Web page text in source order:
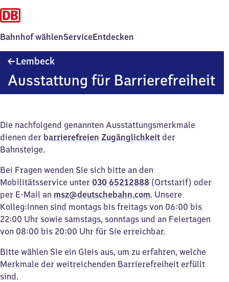
Bahnhof wählenServiceEntdecken
Lembeck
Ausstattung für Barrierefreiheit
Die nachfolgend genannten Ausstattungsmerkmale
dienen der barrierefreien Zugänglichkeit der
Bahnsteige.
Bei Fragen wenden Sie sich bitte an den
Mobilitätsservice unter 030 65212888 (Ortstarif) oder
per E-Mail an msz@deutschebahn.com. Unsere
Kolleg:innen sind montags bis freitags von 06:00 bis
22:00 Uhr sowie samstags, sonntags und an Feiertagen
von 08:00 bis 20:00 Uhr für Sie erreichbar.
Bitte wählen Sie ein Gleis aus, um zu erfahren, welche
Merkmale der weitreichenden Barrierefreiheit erfüllt
sind.